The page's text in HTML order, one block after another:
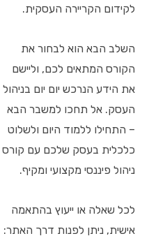
לקידום הקריירה העסקית.
השלב הבא הוא לבחור את
הקורס המתאים לכם, וליישם
את הידע הנרכש יום יום בניהול
העסק. אל תחכו למשבר הבא
– התחילו ללמוד היום ולשלוט
כלכלית בעסק שלכם עם קורס
ניהול פיננסי מקצועי ומקיף.
לכל שאלה או ייעוץ בהתאמה
אישית, ניתן לפנות דרך האתר: